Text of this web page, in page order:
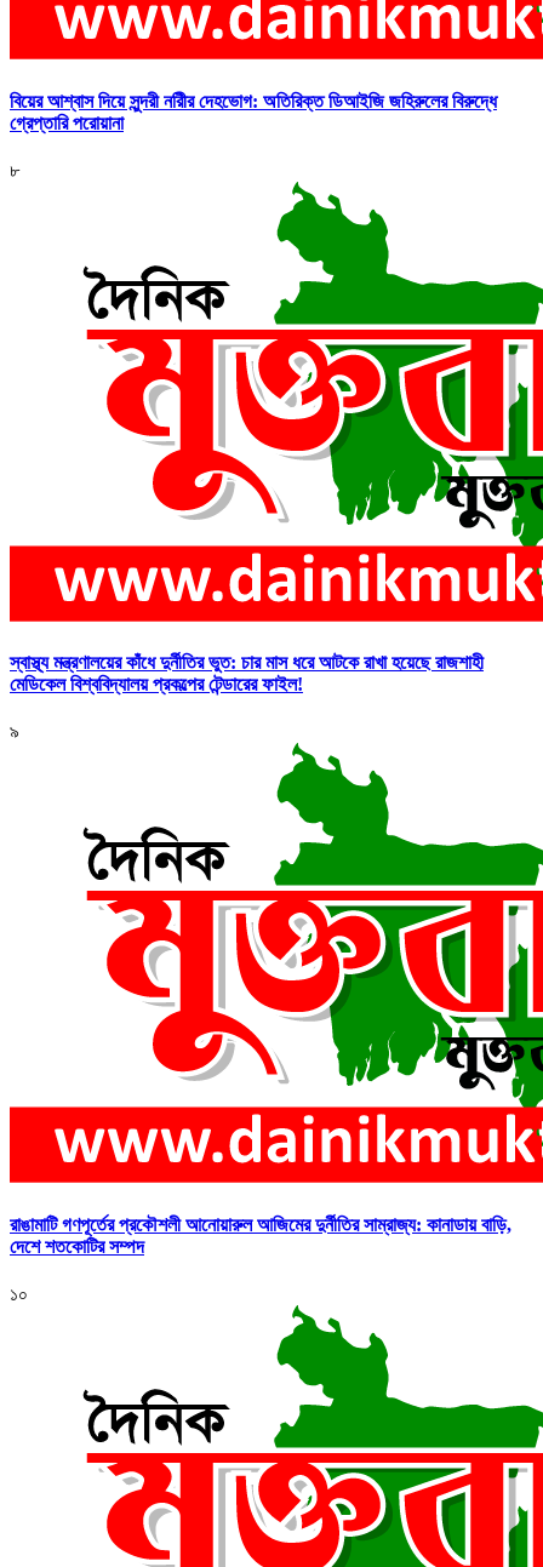
বিয়ের আশ্বাস দিয়ে সুন্দরী নরিীর দেহভোগ: অতিরিক্ত ডিআইজি জহিরুলের বিরুদ্ধে
গ্রেপ্তারি পরোয়ানা
৮
স্বাস্থ্য মন্ত্রণালয়ের কাঁধে দুর্নীতির ভুত: চার মাস ধরে আটকে রাখা হয়েছে রাজশাহী
মেডিকেল বিশ্ববিদ্যালয় প্রকল্পের টেন্ডারের ফাইল!
৯
রাঙামাটি গণপূর্তের প্রকৌশলী আনোয়ারুল আজিমের দুর্নীতির সাম্রাজ্য: কানাডায় বাড়ি,
দেশে শতকোটির সম্পদ
১০